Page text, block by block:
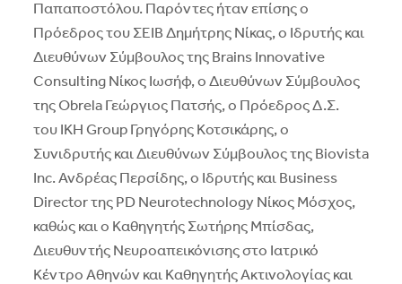
Παπαποστόλου. Παρόντες ήταν επίσης ο
Πρόεδρος του ΣΕΙΒ Δημήτρης Νίκας, ο Ιδρυτής και
Διευθύνων Σύμβουλος της Brains Innovative
Consulting Νίκος Ιωσήφ, ο Διευθύνων Σύμβουλος
της Obrela Γεώργιος Πατσής, ο Πρόεδρος Δ.Σ.
του IKH Group Γρηγόρης Κοτσικάρης, ο
Συνιδρυτής και Διευθύνων Σύμβουλος της Biovista
Inc. Ανδρέας Περσίδης, ο Ιδρυτής και Business
Director της PD Neurotechnology Νίκος Μόσχος,
καθώς και ο Καθηγητής Σωτήρης Μπίσδας,
Διευθυντής Νευροαπεικόνισης στο Ιατρικό
Κέντρο Αθηνών και Καθηγητής Ακτινολογίας και